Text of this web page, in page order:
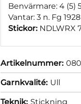
Benvärmare: 4 (5)
Vantar: 3 n. Fg 1928
Stickor: NDLWRX
Artikelnummer:
Garnkvalité: Ull
Teknik: Stickning